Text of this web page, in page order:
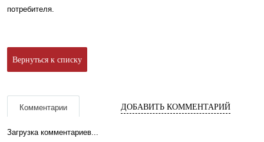
потребителя.
Вернуться к списку
Комментарии ДОБАВИТЬ КОММЕНТАРИЙ
Загрузка комментариев...